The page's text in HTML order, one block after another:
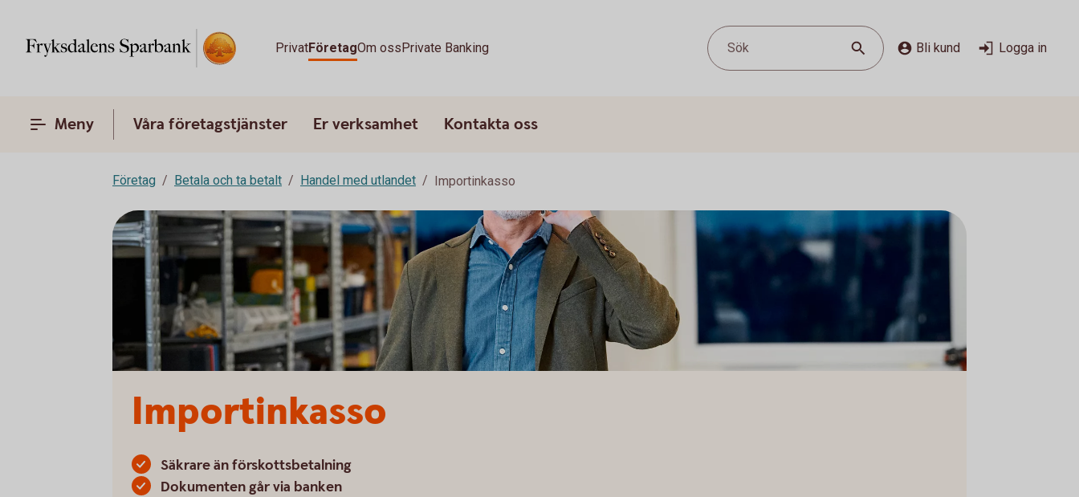
PrivatFöretagOm ossPrivate Banking Sök Bli kund Logga in
Meny Våra företagstjänster Er verksamhet Kontakta oss
Företag Betala och ta betalt Handel med utlandet Importinkasso
Importinkasso
Säkrare än förskottsbetalning
Dokumenten går via banken